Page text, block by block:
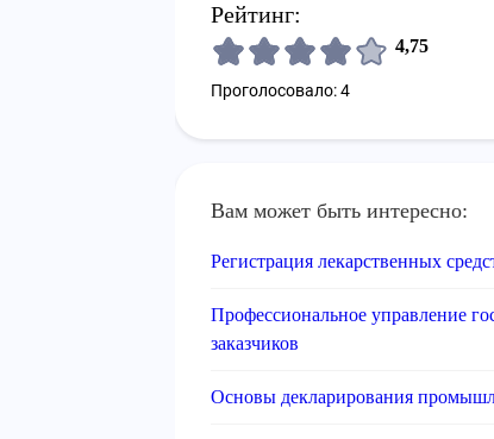
Рейтинг:
4,75
Проголосовало: 4
Вам может быть интересно:
Регистрация лекарственных
Профессиональное управление
заказчиков
Основы декларирования